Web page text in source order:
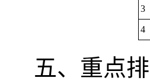
3
4
五、重点